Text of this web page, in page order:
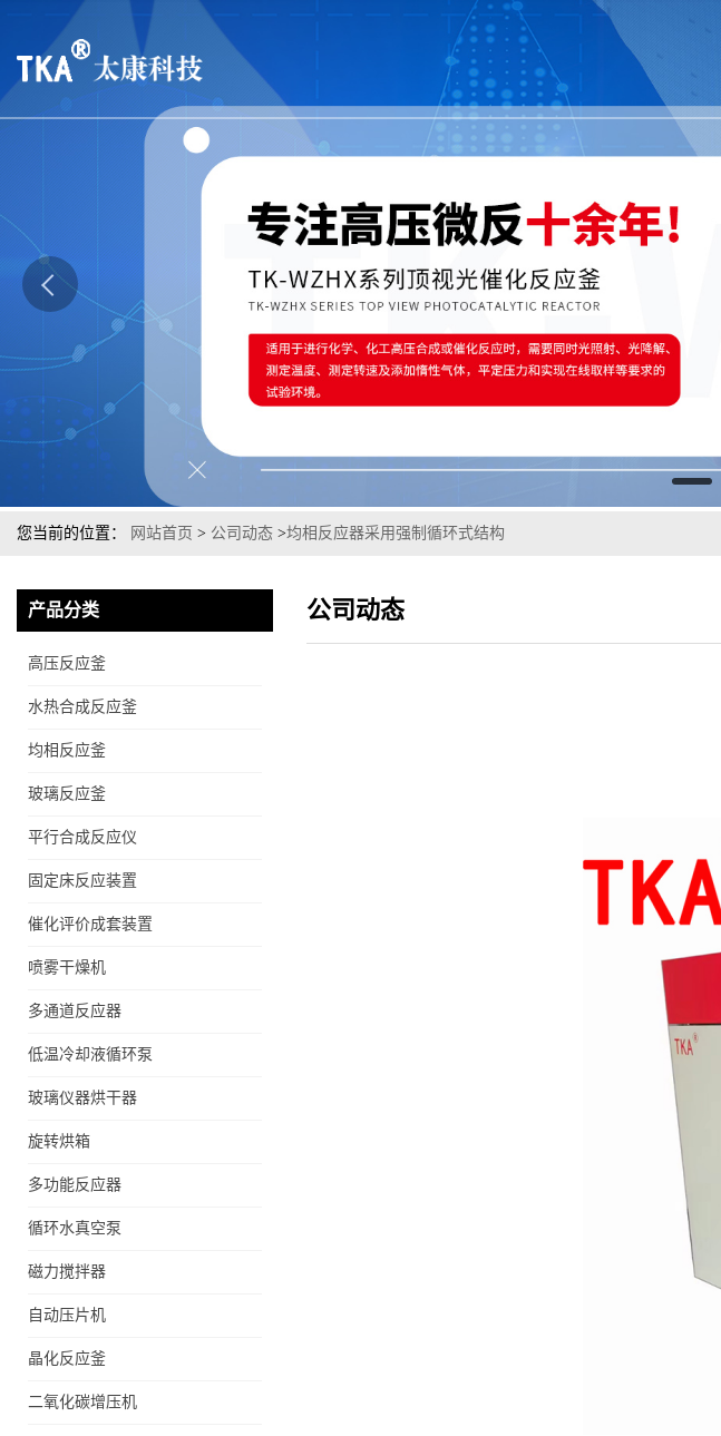
您当前的位置： 网站首页 > 公司动态 >均相反应器采用强制循环式结构
产品分类
高压反应釜
水热合成反应釜
均相反应釜
玻璃反应釜
平行合成反应仪
固定床反应装置
催化评价成套装置
喷雾干燥机
多通道反应器
低温冷却液循环泵
玻璃仪器烘干器
旋转烘箱
多功能反应器
循环水真空泵
磁力搅拌器
自动压片机
晶化反应釜
二氧化碳增压机
公司动态